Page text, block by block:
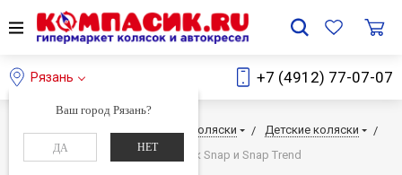
Рязань
Ваш город Рязань?
ДА НЕТ
+7 (4912) 77-07-07
Главная Каталог Детские коляски
Детские коляски
Дождевик Valco Baby для колясок Snap и Snap Trend